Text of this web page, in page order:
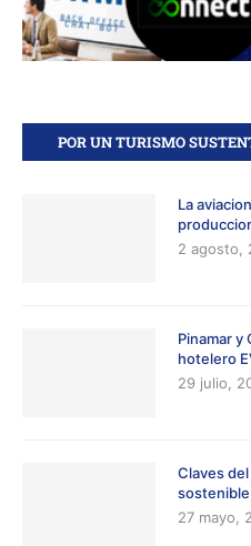
POR UN TURISMO
La
2 agosto,
Pinamar y
hotelero
29 julio,
Claves
sostenible
27 mayo,